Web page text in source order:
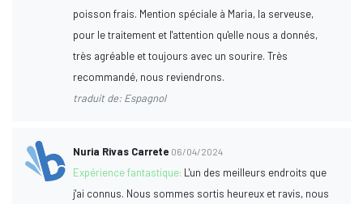
poisson frais. Mention spéciale à Maria, la serveuse,
pour le traitement et l'attention qu'elle nous a donnés,
très agréable et toujours avec un sourire. Très
recommandé, nous reviendrons.
traduit de: Espagnol
Nuria Rivas Carrete 06/04/2024
Expérience fantastique: L'un des meilleurs endroits que
j'ai connus. Nous sommes sortis heureux et ravis, nous